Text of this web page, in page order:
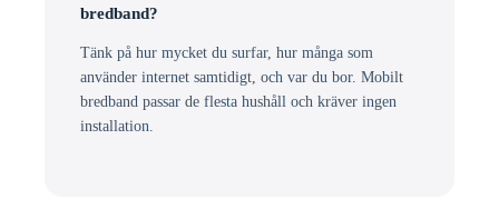
bredband?
Tänk på hur mycket du surfar, hur många som
använder internet samtidigt, och var du bor. Mobilt
bredband passar de flesta hushåll och kräver ingen
installation.